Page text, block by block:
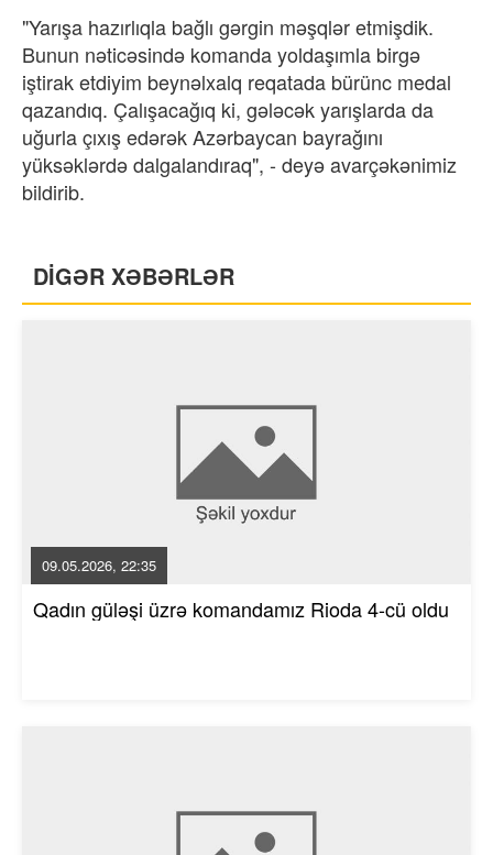
"Yarışa hazırlıqla bağlı gərgin məşqlər etmişdik.
Bunun nəticəsində komanda yoldaşımla birgə
iştirak etdiyim beynəlxalq reqatada bürünc medal
qazandıq. Çalışacağıq ki, gələcək yarışlarda da
uğurla çıxış edərək Azərbaycan bayrağını
yüksəklərdə dalgalandıraq", - deyə avarçəkənimiz
bildirib.
DİGƏR XƏBƏRLƏR
09.05.2026, 22:35
Qadın güləşi üzrə komandamız Rioda 4-cü oldu